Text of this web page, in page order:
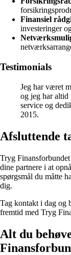
Finansiel
investeringer
Testimonials
Jeg har været
og jeg har altid
service og
2015.
Afsluttende
Tryg
dine partnere i at
spørgsmål du måtte
dig.
Tag kontakt i dag og
fremtid med Tryg
Alt du